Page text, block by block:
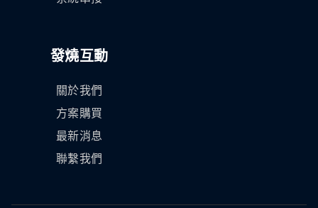
發燒互動
關於我們
方案購買
最新消息
聯繫我們